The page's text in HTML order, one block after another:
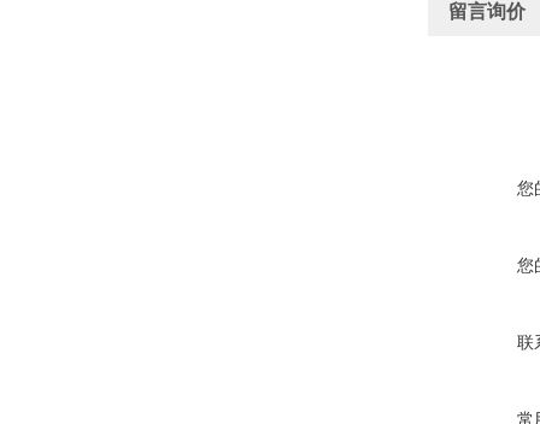
留言询价
您
您
联
常